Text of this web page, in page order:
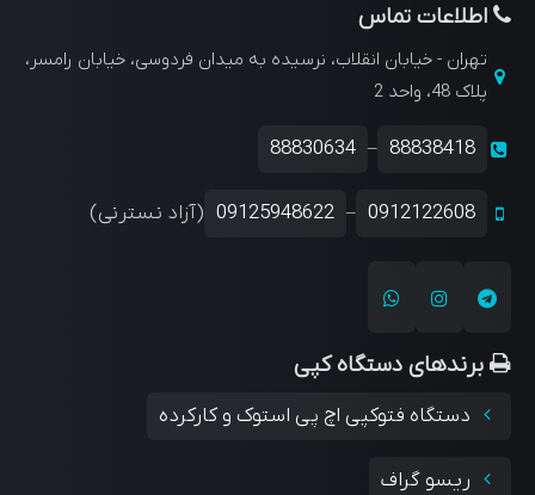
اطلاعات تماس
تهران - خیابان انقلاب، نرسیده به میدان فردوسی، خیابان رامسر،
پلاک 48، واحد 2
88838418
–
88830634
0912122608
–
09125948622 (آزاد نسترنی)
برندهای دستگاه کپی
دستگاه فتوکپی اچ پی استوک و کارکرده
ریسو گراف